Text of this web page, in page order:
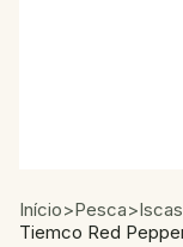
Início>Pesca>Iscas
Tiemco Red